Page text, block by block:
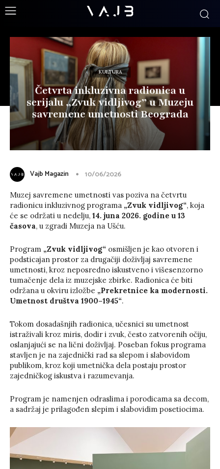
KULTURA
Četvrta inkluzivna radionica u
serijalu „Zvuk vidljivog” u Muzeju
savremene umetnosti Beograda
Vajb Magazin 10/06/2026
Muzej savremene umetnosti vas poziva na četvrtu
radionicu inkluzivnog programa „Zvuk vidljivog“, koja
će se održati u nedelju, 14. juna 2026. godine u 13
časova, u zgradi Muzeja na Ušću.
Program „Zvuk vidljivog“ osmišljen je kao otvoren i
podsticajan prostor za drugačiji doživljaj savremene
umetnosti, kroz neposredno iskustveno i višesenzorno
tumačenje dela iz muzejske zbirke. Radionica će biti
održana u okviru izložbe „Prekretnice ka modernosti.
Umetnost društva 1900–1945“.
Tokom dosadašnjih radionica, učesnici su umetnost
istraživali kroz miris, dodir i zvuk, često zatvorenih očiju,
oslanjajući se na lični doživljaj. Poseban fokus programa
stavljen je na zajednički rad sa slepom i slabovidom
publikom, kroz koji umetnička dela postaju prostor
zajedničkog iskustva i razumevanja.
Program je namenjen odraslima i porodicama sa decom,
a sadržaj je prilagođen slepim i slabovidim posetiocima.